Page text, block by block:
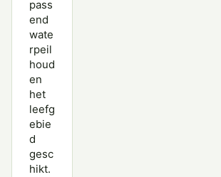
pass
end
wate
rpeil
houd
en
het
leefg
ebie
d
gesc
hikt.